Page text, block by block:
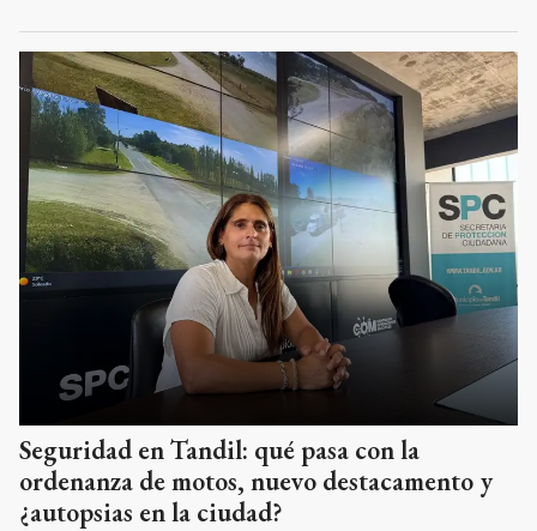
Seguridad en Tandil: qué pasa con la
ordenanza de motos, nuevo destacamento y
¿autopsias en la ciudad?